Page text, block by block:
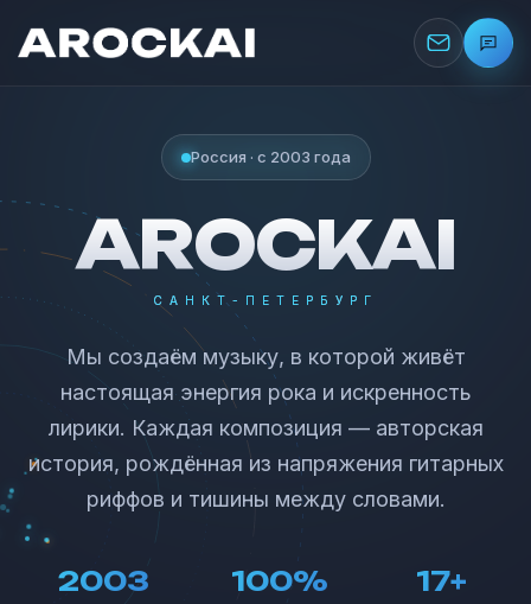
Россия · с 2003 года
AROCKAI
САНКТ-ПЕТЕРБУРГ
Мы создаём музыку, в которой живёт
настоящая энергия рока и искренность
лирики. Каждая композиция — авторская
история, рождённая из напряжения гитарных
риффов и тишины между словами.
2003 100% 17+